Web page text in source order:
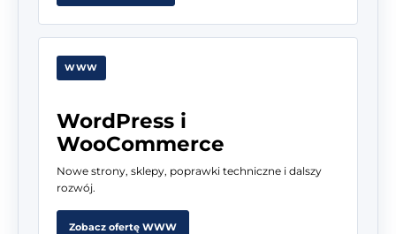
WWW
WordPress i
WooCommerce
Nowe strony, sklepy, poprawki techniczne i dalszy
rozwój.
Zobacz ofertę WWW